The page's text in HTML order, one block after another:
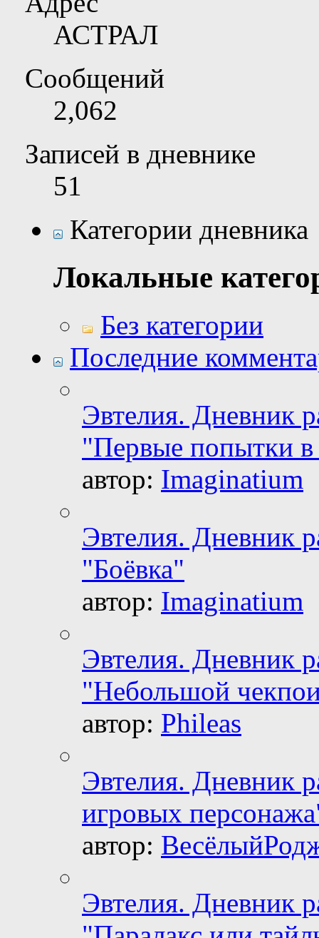
АСТРАЛ
Сообщений
2,062
Записей в дневнике
51
Категории дневника
Локальные
Без категории
Последние
Эвтелия. Дневник
"Первые попытки
автор: Imaginatium
Эвтелия. Дневник
"Боёвка"
автор: Imaginatium
Эвтелия. Дневник
"Небольшой
автор: Phileas
Эвтелия. Дневник
игровых
автор:
Эвтелия. Дневник